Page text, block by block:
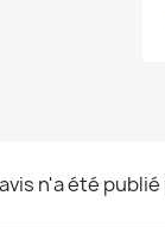
n'a été